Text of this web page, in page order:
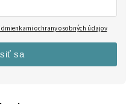
ochrany osobných údajov
sa